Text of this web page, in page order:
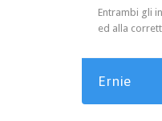
Entrambi gli
ed alla
Ernie